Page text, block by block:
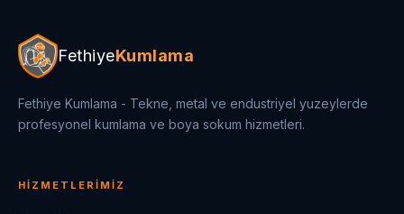
FethiyeKumlama
Fethiye Kumlama - Tekne, metal ve endustriyel yuzeylerde
profesyonel kumlama ve boya sokum hizmetleri.
HIZMETLERIMIZ